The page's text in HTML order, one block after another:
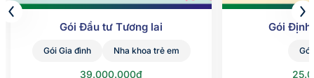
Gói Đầu tư Tương lai
Gói Gia đình Nha khoa trẻ em
39.000.000đ
Gói Định